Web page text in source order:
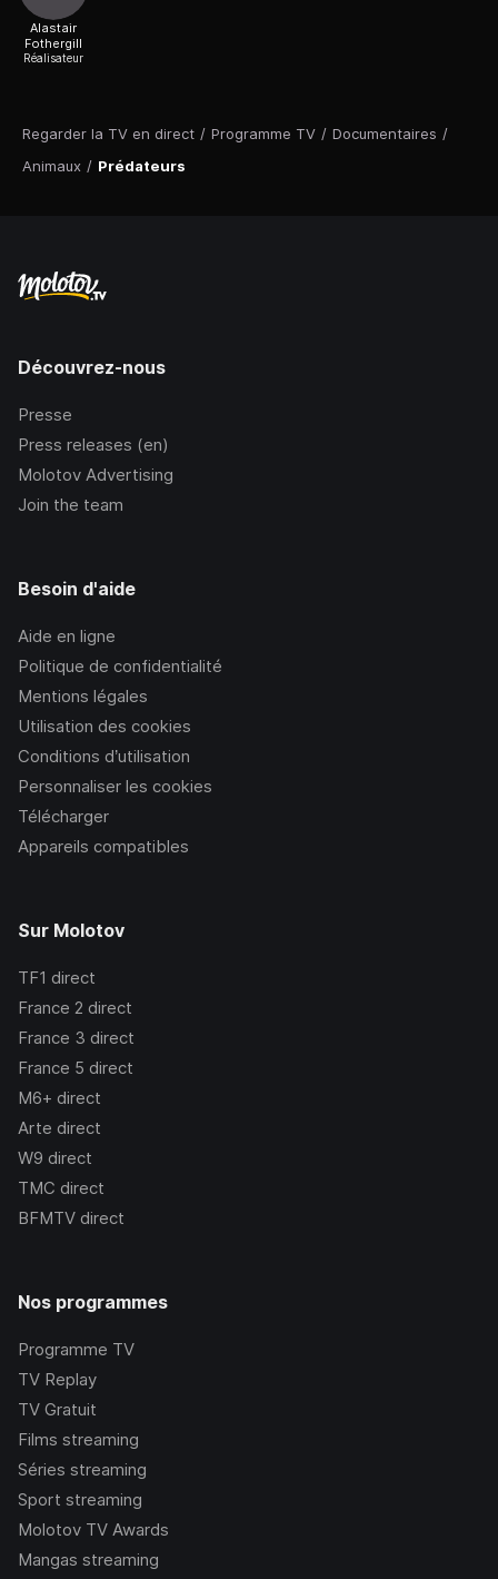
Regarder la TV en direct / Programme TV / Documentaires /
Animaux / Prédateurs
Alastair
Fothergill
Réalisateur
Découvrez-nous
Presse
Press releases (en)
Molotov Advertising
Join the team
Besoin d'aide
Aide en ligne
Politique de confidentialité
Mentions légales
Utilisation des cookies
Conditions d’utilisation
Personnaliser les cookies
Télécharger
Appareils compatibles
Sur Molotov
TF1 direct
France 2 direct
France 3 direct
France 5 direct
M6+ direct
Arte direct
W9 direct
TMC direct
BFMTV direct
Nos programmes
Programme TV
TV Replay
TV Gratuit
Films streaming
Séries streaming
Sport streaming
Molotov TV Awards
Mangas streaming